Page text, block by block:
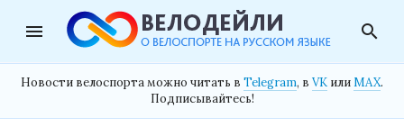
menu search
Новости велоспорта можно читать в Telegram, в VK илиMAX.
Подписывайтесь!